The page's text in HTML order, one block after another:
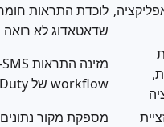
לוכדת התראות חומרה/ספק
שדאטאדוג לא רואה
מזינה התראות SMS-בלבד ל-
workflow של PagerDuty
מספקת מקור נתונים להתראות